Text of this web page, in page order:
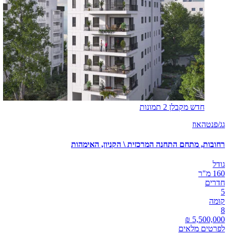
חדש מקבלן 2 תמונות
גג/פנטהאוז
רחובות, מתחם התחנה המרכזית \ הקניון, האימהות
גודל
160 מ"ר
חדרים
5
קומה
8
לפרטים מלאים